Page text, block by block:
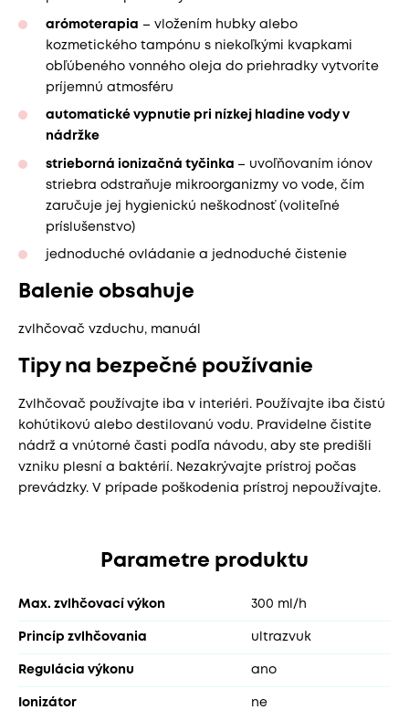
arómoterapia – vložením hubky alebo
kozmetického tampónu s niekoľkými kvapkami
obľúbeného vonného oleja do priehradky vytvoríte
príjemnú atmosféru
automatické vypnutie pri nízkej hladine vody v
nádržke
strieborná ionizačná tyčinka – uvoľňovaním iónov
striebra odstraňuje mikroorganizmy vo vode, čím
zaručuje jej hygienickú neškodnosť (voliteľné
príslušenstvo)
jednoduché ovládanie a jednoduché čistenie
Balenie obsahuje
zvlhčovač vzduchu, manuál
Tipy na bezpečné používanie
Zvlhčovač používajte iba v interiéri. Používajte iba čistú
kohútikovú alebo destilovanú vodu. Pravidelne čistite
nádrž a vnútorné časti podľa návodu, aby ste predišli
vzniku plesní a baktérií. Nezakrývajte prístroj počas
prevádzky. V prípade poškodenia prístroj nepoužívajte.
Parametre produktu
Max. zvlhčovací výkon 300 ml/h
Princíp zvlhčovania ultrazvuk
Regulácia výkonu ano
Ionizátor ne